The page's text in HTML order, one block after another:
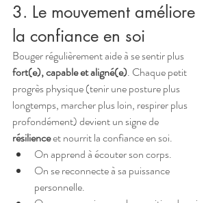
3. Le mouvement améliore
la confiance en soi
Bouger régulièrement aide à se sentir plus
fort(e), capable et aligné(e). Chaque petit
progrès physique (tenir une posture plus
longtemps, marcher plus loin, respirer plus
profondément) devient un signe de
résilience et nourrit la confiance en soi.
On apprend à écouter son corps.
On se reconnecte à sa puissance
personnelle.